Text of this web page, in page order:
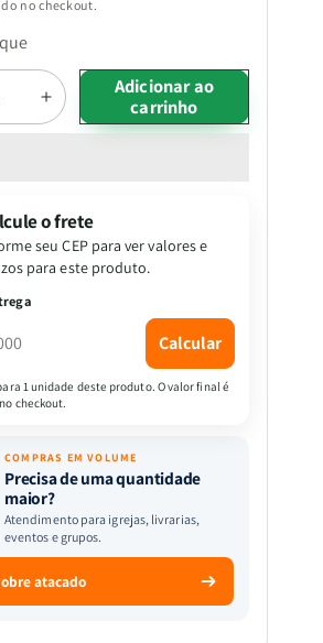
no checkout.
Aumentar
a
Presentes
do
Espírito
&amp;
R.
Torrey
Adicionar ao
carrinho
o frete
seu CEP para ver valores e
para este produto.
Calcular
1 unidade deste produto. O valor final é
checkout.
COMPRAS EM VOLUME
Precisa de uma quantidade
maior?
Atendimento para igrejas, livrarias,
eventos e grupos.
atacado